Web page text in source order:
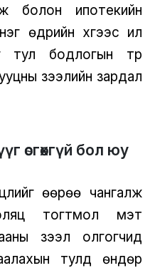
болон ипотекийн
өдрийн хүүгээс илүү
тул бодлогын түр
зээлийн зардал
өсгөхгүй бол юу
өөрөө чангалж
тогтмол мэт
зээл олгогчид
тулд өндөр